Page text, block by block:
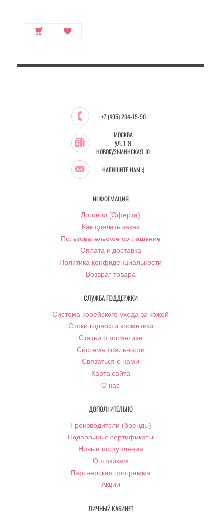
+7 (495) 204-15-90
МОСКВА
УЛ. 1-Я
НОВОКУЗЬМИНСКАЯ 10
НАПИШИТЕ НАМ :)
ИНФОРМАЦИЯ
Договор (Оферта)
Как сделать заказ
Пользовательское соглашение
Оплата и доставка
Политика конфиденциальности
Возврат товара
СЛУЖБА ПОДДЕРЖКИ
Система корейского ухода за кожей
Сроки годности косметики
Статьи о косметике
Система лояльности
Связаться с нами
Карта сайта
О нас
ДОПОЛНИТЕЛЬНО
Производители (бренды)
Подарочные сертификаты
Новые поступления
Оптовикам
Партнёрская программа
Акции
ЛИЧНЫЙ КАБИНЕТ